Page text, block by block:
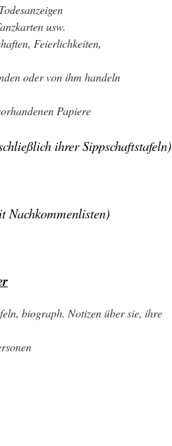
usw.
Feierlichkeiten,
oder von ihm handeln
Papiere
ihrer Sippschaftstafeln)
Nachkommenlisten)
biograph. Notizen über sie, ihre